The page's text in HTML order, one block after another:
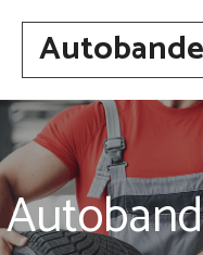
Spring
inhoud